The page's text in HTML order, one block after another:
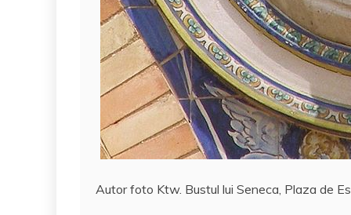
Autor foto Ktw. Bustul lui Seneca, Plaza de